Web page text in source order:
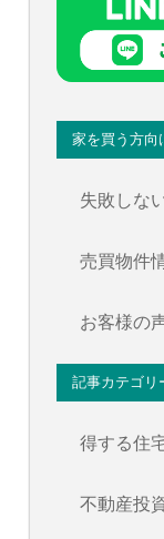
家を買う方向
失敗しな
売買物件
お客様の
記事カテゴリ
得する住
不動産投